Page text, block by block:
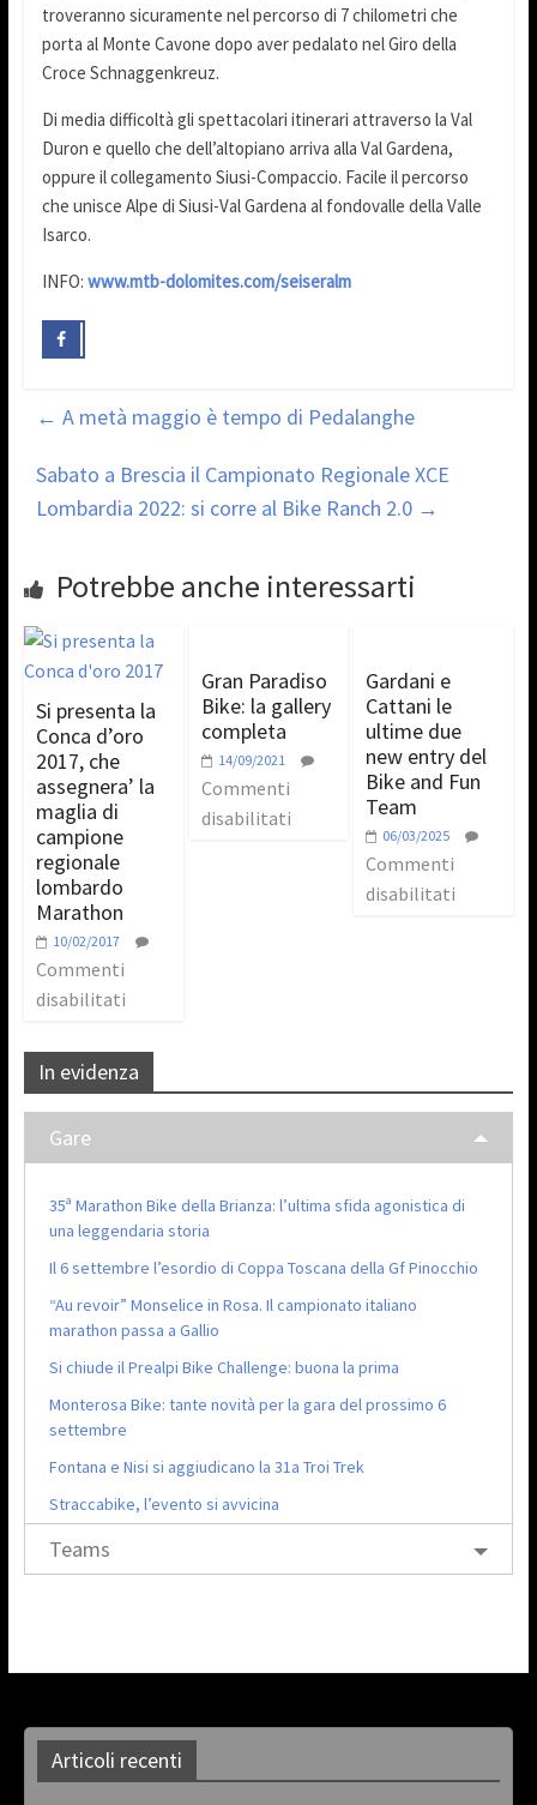
troveranno sicuramente nel percorso di 7 chilometri che
porta al Monte Cavone dopo aver pedalato nel Giro della
Croce Schnaggenkreuz.
Di media difficoltà gli spettacolari itinerari attraverso la Val
Duron e quello che dell’altopiano arriva alla Val Gardena,
oppure il collegamento Siusi-Compaccio. Facile il percorso
che unisce Alpe di Siusi-Val Gardena al fondovalle della Valle
Isarco.
INFO: www.mtb-dolomites.com/seiseralm
← A metà maggio è tempo di Pedalanghe
Sabato a Brescia il Campionato Regionale XCE
Lombardia 2022: si corre al Bike Ranch 2.0 →
Potrebbe anche interessarti
Si presenta la
Conca d’oro
2017, che
assegnera’ la
maglia di
campione
regionale
lombardo
Marathon
10/02/2017
Commenti
disabilitati
Gran Paradiso
Bike: la gallery
completa
14/09/2021
Commenti
disabilitati
Gardani e
Cattani le
ultime due
new entry del
Bike and Fun
Team
06/03/2025
Commenti
disabilitati
In evidenza
Gare
35ª Marathon Bike della Brianza: l’ultima sfida agonistica di
una leggendaria storia
Il 6 settembre l’esordio di Coppa Toscana della Gf Pinocchio
“Au revoir” Monselice in Rosa. Il campionato italiano
marathon passa a Gallio
Si chiude il Prealpi Bike Challenge: buona la prima
Monterosa Bike: tante novità per la gara del prossimo 6
settembre
Fontana e Nisi si aggiudicano la 31a Troi Trek
Straccabike, l’evento si avvicina
Teams
Articoli recenti